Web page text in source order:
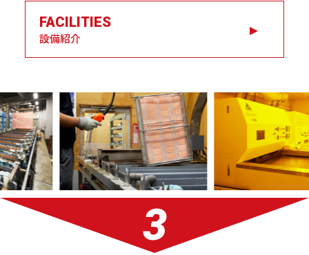
FACILITIES
設備紹介
3